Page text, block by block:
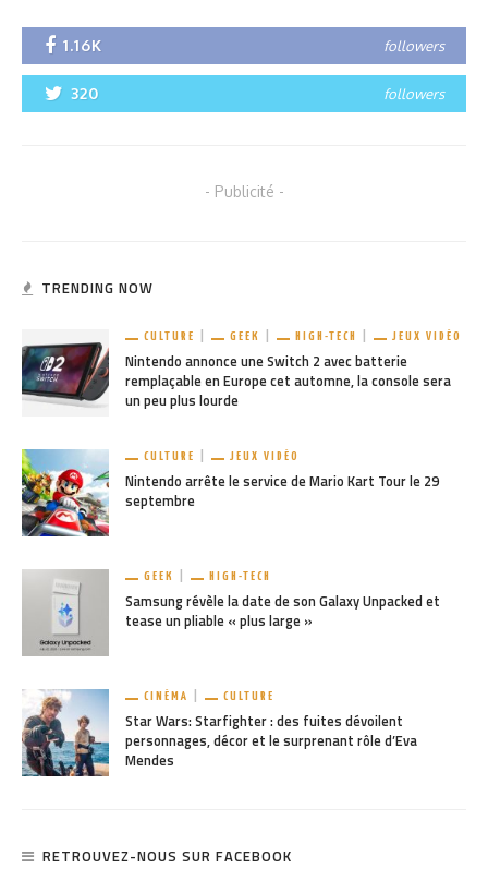
1.16K followers
320 followers
- Publicité -
TRENDING NOW
CULTURE GEEK HIGH-TECH JEUX VIDÉO
Nintendo annonce une Switch 2 avec batterie
remplaçable en Europe cet automne, la console sera
un peu plus lourde
CULTURE JEUX VIDÉO
Nintendo arrête le service de Mario Kart Tour le 29
septembre
GEEK HIGH-TECH
Samsung révèle la date de son Galaxy Unpacked et
tease un pliable « plus large »
CINÉMA CULTURE
Star Wars: Starfighter : des fuites dévoilent
personnages, décor et le surprenant rôle d’Eva
Mendes
RETROUVEZ-NOUS SUR FACEBOOK